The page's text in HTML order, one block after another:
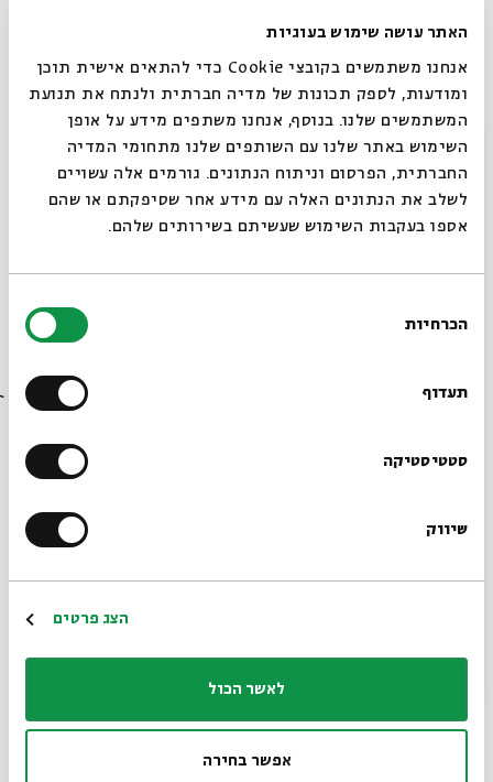
האתר עושה שימוש בעוגיות
אנחנו משתמשים בקובצי Cookie כדי להתאים אישית תוכן
ומודעות, לספק תכונות של מדיה חברתית ולנתח את תנועת
המשתמשים שלנו. בנוסף, אנחנו משתפים מידע על אופן
השימוש באתר שלנו עם השותפים שלנו מתחומי המדיה
החברתית, הפרסום וניתוח הנתונים. גורמים אלה עשויים
לשלב את הנתונים האלה עם מידע אחר שסיפקתם או שהם
אספו בעקבות השימוש שעשיתם בשירותים שלהם.
הסכמה
הכרחיות
תעדוף
סטטיסטיקה
שיווק
הצג פרטים
לאשר הכול
אפשר בחירה
"טוב נו, יש עוד אלוהים אחד"
"באמת?"
"באלוהים".
"לא. הוא אשכנזי".
"תראי, אלמקייס, מה את חושבת שהוא עושה פה?"
אני מביטה באלמקייס שעסוק בסודוקו .
"קוראים לו אלמקייס נכון?"
סגור